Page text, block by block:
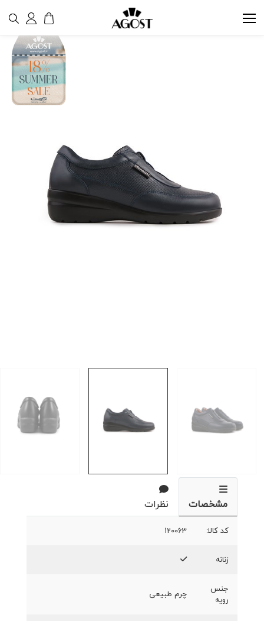
مشخصات نظرات
کد کالا: 120063
زنانه
جنس
رویه
چرم طبیعی